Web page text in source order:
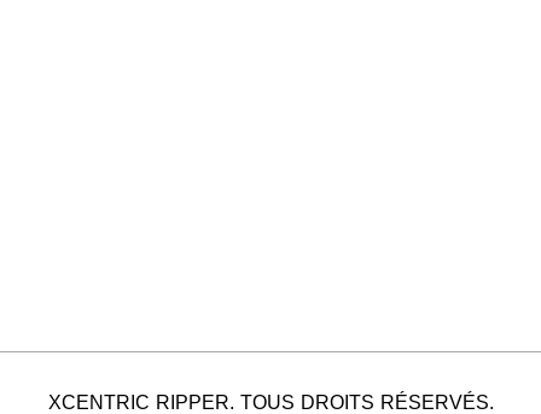
XCENTRIC RIPPER. TOUS DROITS RÉSERVÉS.